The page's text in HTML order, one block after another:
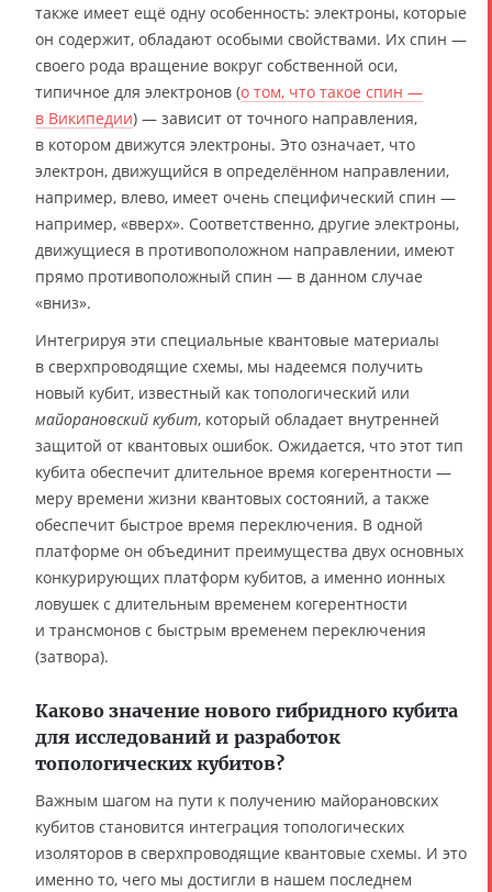
также имеет ещё одну особенность: электроны, которые
он содержит, обладают особыми свойствами. Их спин —
своего рода вращение вокруг собственной оси,
типичное для электронов (о том, что такое спин —
в Википедии) — зависит от точного направления,
в котором движутся электроны. Это означает, что
электрон, движущийся в определённом направлении,
например, влево, имеет очень специфический спин —
например, «вверх». Соответственно, другие электроны,
движущиеся в противоположном направлении, имеют
прямо противоположный спин — в данном случае
«вниз».
Интегрируя эти специальные квантовые материалы
в сверхпроводящие схемы, мы надеемся получить
новый кубит, известный как топологический или
майорановский кубит, который обладает внутренней
защитой от квантовых ошибок. Ожидается, что этот тип
кубита обеспечит длительное время когерентности —
меру времени жизни квантовых состояний, а также
обеспечит быстрое время переключения. В одной
платформе он объединит преимущества двух основных
конкурирующих платформ кубитов, а именно ионных
ловушек с длительным временем когерентности
и трансмонов с быстрым временем переключения
(затвора).
Каково значение нового гибридного кубита
для исследований и разработок
топологических кубитов?
Важным шагом на пути к получению майорановских
кубитов становится интеграция топологических
изоляторов в сверхпроводящие квантовые схемы. И это
именно то, чего мы достигли в нашем последнем